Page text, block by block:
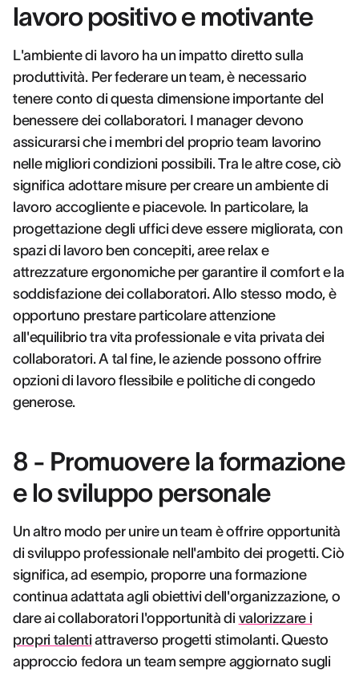
lavoro positivo e motivante
L'ambiente di lavoro ha un impatto diretto sulla
produttività. Per federare un team, è necessario
tenere conto di questa dimensione importante del
benessere dei collaboratori. I manager devono
assicurarsi che i membri del proprio team lavorino
nelle migliori condizioni possibili. Tra le altre cose, ciò
significa adottare misure per creare un ambiente di
lavoro accogliente e piacevole. In particolare, la
progettazione degli uffici deve essere migliorata, con
spazi di lavoro ben concepiti, aree relax e
attrezzature ergonomiche per garantire il comfort e la
soddisfazione dei collaboratori. Allo stesso modo, è
opportuno prestare particolare attenzione
all'equilibrio tra vita professionale e vita privata dei
collaboratori. A tal fine, le aziende possono offrire
opzioni di lavoro flessibile e politiche di congedo
generose.
8 - Promuovere la formazione
e lo sviluppo personale
Un altro modo per unire un team è offrire opportunità
di sviluppo professionale nell'ambito dei progetti. Ciò
significa, ad esempio, proporre una formazione
continua adattata agli obiettivi dell'organizzazione, o
dare ai collaboratori l'opportunità di valorizzare i
propri talentiattraverso progetti stimolanti. Questo
approccio fedora un team sempre aggiornato sugli